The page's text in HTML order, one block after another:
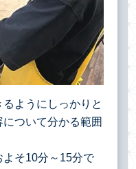
ようにしっかりと
ついて分かる範囲
そ10分～15分で